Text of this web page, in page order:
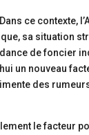
ce contexte,
sa situation
de foncier
un nouveau
des
le facteur